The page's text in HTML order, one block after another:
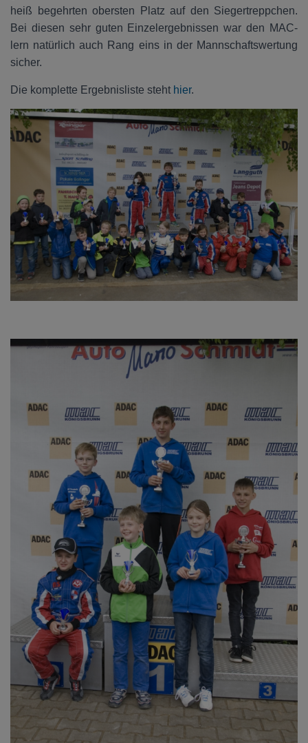
heiß begehrten obersten Platz auf den Siegertreppchen.
Bei diesen sehr guten Einzelergebnissen war den MAC-
lern natürlich auch Rang eins in der Mannschaftswertung
sicher.
Die komplette Ergebnisliste steht hier.